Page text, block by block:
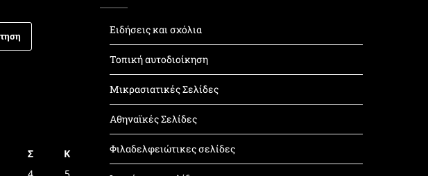
Σ
Κ
4
5
Ειδήσεις και σχόλια
Τοπική αυτοδιοίκηση
Μικρασιατικές Σελίδες
Αθηναϊκές Σελίδες
Φιλαδελφειώτικες σελίδες